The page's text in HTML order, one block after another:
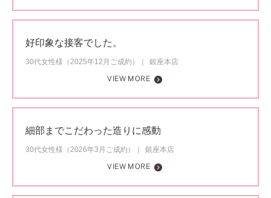
好印象な接客でした。
30代女性様（2025年12月ご成約）
銀座本店
VIEW MORE
細部までこだわった造りに感動
30代女性様（2026年3月ご成約）
銀座本店
VIEW MORE